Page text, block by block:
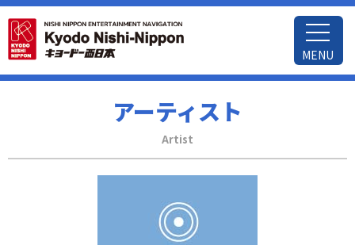
MENU
アーティスト
Artist